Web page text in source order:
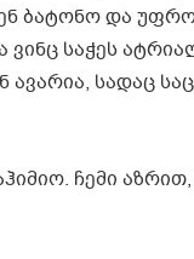
ბატონო და
საჭეს
სადაც
ჩემი